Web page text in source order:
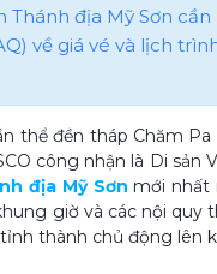
Thánh địa Mỹ Sơn cần
về giá vé và lịch
thể đền tháp Chăm
công nhận là Di sản
địa Mỹ Sơn mới nhất
giờ và các nội quy
thành chủ động lên